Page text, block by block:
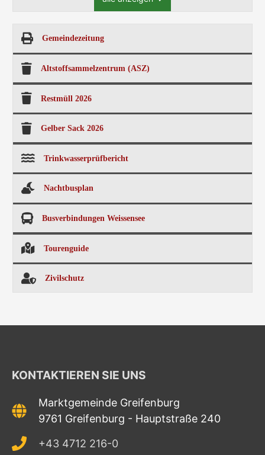
Gemeindezeitung
Altstoffsammelzentrum (ASZ)
Restmüll 2026
Gelber Sack 2026
Trinkwasserprüfbericht
Nachtbusplan
Busverbindungen Weissensee
Tourenguide
Zivilschutz
KONTAKTIEREN SIE UNS
Marktgemeinde Greifenburg
9761 Greifenburg - Hauptstraße 240
+43 4712 216-0